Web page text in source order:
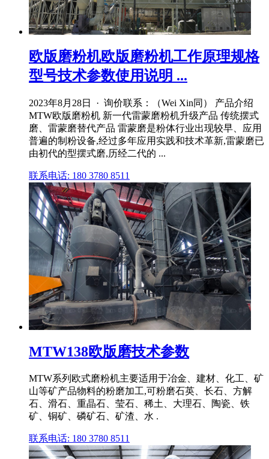
欧版磨粉机欧版磨粉机工作原理规格
型号技术参数使用说明 ...
2023年8月28日 · 询价联系：（Wei Xin同） 产品介绍
MTW欧版磨粉机 新一代雷蒙磨粉机升级产品 传统摆式
磨、雷蒙磨替代产品 雷蒙磨是粉体行业出现较早、应用
普遍的制粉设备,经过多年应用实践和技术革新,雷蒙磨已
由初代的型摆式磨,历经二代的 ...
联系电话: 180 3780 8511
MTW138欧版磨技术参数
MTW系列欧式磨粉机主要适用于冶金、建材、化工、矿
山等矿产品物料的粉磨加工,可粉磨石英、长石、方解
石、滑石、重晶石、莹石、稀土、大理石、陶瓷、铁
矿、铜矿、磷矿石、矿渣、水 .
联系电话: 180 3780 8511